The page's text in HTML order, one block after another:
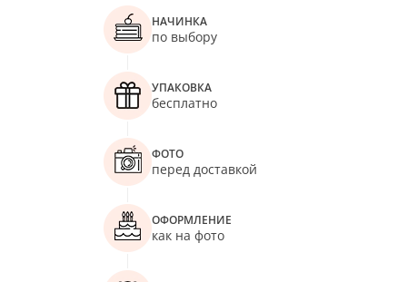
НАЧИНКА
по выбору
УПАКОВКА
бесплатно
ФОТО
перед доставкой
ОФОРМЛЕНИЕ
как на фото